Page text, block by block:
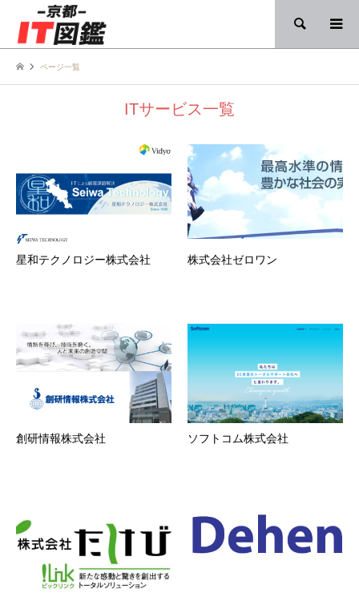
検索
ページ一覧
ITサービス一覧
星和テクノロジー株式会社 株式会社ゼロワン
創研情報株式会社 ソフトコム株式会社